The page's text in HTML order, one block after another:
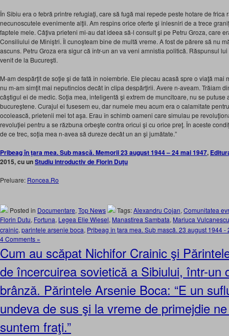
În Sibiu era o febră printre refugiaţi, care să fugă mai repede peste hotare de frica
necunoscutele evenimente alţii. Am respins orice oferte şi înlesniri de a trece
faptele mele. Câţiva prieteni mi-au dat ideea să-l consult şi pe Petru Groza, care
Consiliului de Miniştri. Îl cunoşteam bine de multă vreme. A fost de părere să nu
ascuns. Petru Groza era sigur că într-un an va veni amnistia politică. Răspunsul
venit de la Bucureşti.
M-am despărţit de soţie şi de fată în noiembrie. Ele plecau acasă spre o viaţă mai
nu m-am simţit mai neputincios decât în clipa despărţirii. Avere n-aveam. Trăiam
câştigul ei de medic. Soţia mea, inteligentă şi extrem de muncitoare, nu se
bucureştene. Curajul ei fusesem eu, dar numele meu acum era o calamitate
ocolească, prietenii mei tot aşa. Erau în schimb oameni care simulau pe
revoluţiei pentru a se răzbuna orbeşte contra oricui şi cu orice preţ. În aceste
de ce trec, soţia mea n-avea să dureze decât un an şi jumătate.”
Pribeag în ţara mea. Sub mască. Memorii 23 august 1944 – 24 mai 1947,
2015, cu unStudiu introductiv de Florin Duţu
Preluare: Roncea.Ro
Posted in Documentare, Top News Tags:Alexandru Cojan, Comunitatea
Florin Dutu, Fortuna, Legea Elie Wiesel, Manastirea Sambata, Mariuca Vulcanescu
crainic, parintele arsenie boca, Pribeag în ţara mea. Sub mască. 23 august 1944 -
4 Comments »
Cum au scăpat Nichifor Crainic şi
de încercuirea sovietică a Sibiului, într-un
brânză. Părintele Arsenie Boca: “E un
undeva de sus şi la vreme de primejdie
suntem fraţi.”